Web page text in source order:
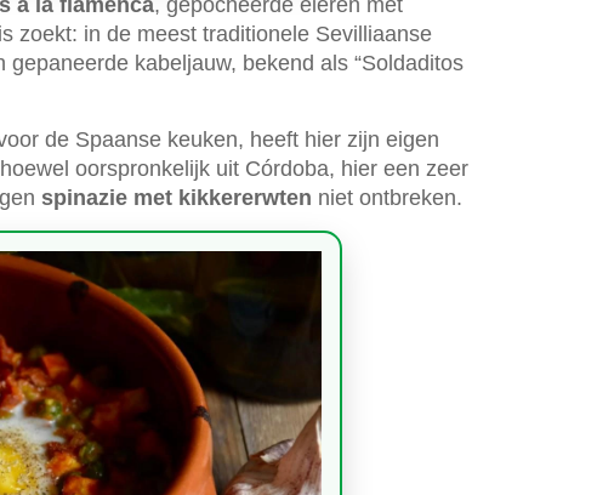
zoekt: in de meest traditionele Sevilliaanse
kabeljauw, bekend als “Soldaditos
de Spaanse keuken, heeft hier zijn eigen
oorspronkelijk uit Córdoba, hier een zeer
spinazie met kikkererwten niet ontbreken.